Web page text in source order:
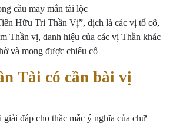
cầu may mắn tài lộc
Hữu Tri Thần Vị”, dịch là các vị tổ cô,
Thần vị, danh hiệu của các vị Thần khác
và mong được chiếu cố
Tài có cần bài vị
đáp cho thắc mắc ý nghĩa của chữ